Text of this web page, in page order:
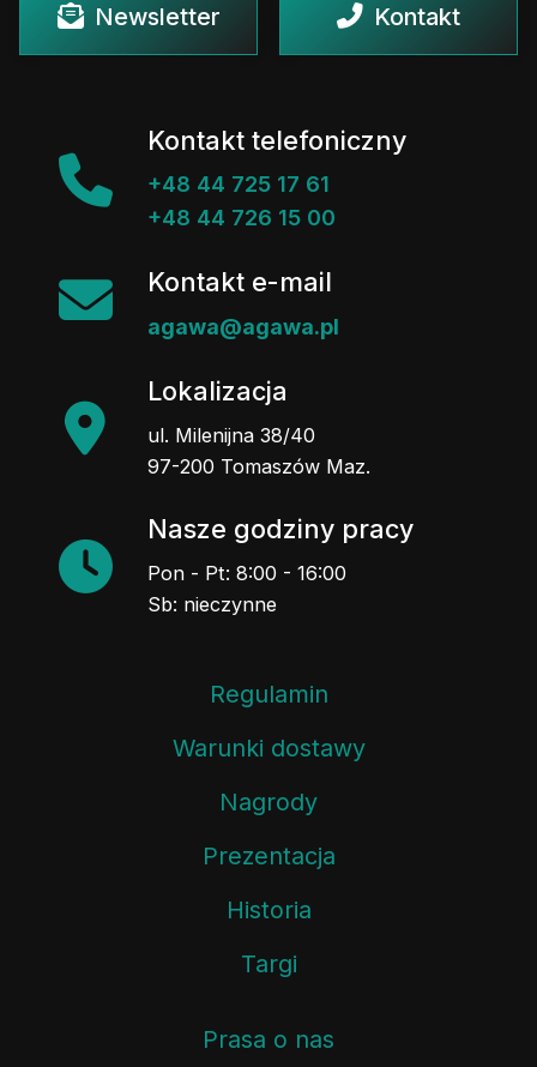
Newsletter Kontakt
Kontakt telefoniczny
+48 44 725 17 61
+48 44 726 15 00
Kontakt e-mail
agawa@agawa.pl
Lokalizacja
ul. Milenijna 38/40
97-200 Tomaszów Maz.
Nasze godziny pracy
Pon - Pt: 8:00 - 16:00
Sb: nieczynne
Regulamin
Warunki dostawy
Nagrody
Prezentacja
Historia
Targi
Prasa o nas